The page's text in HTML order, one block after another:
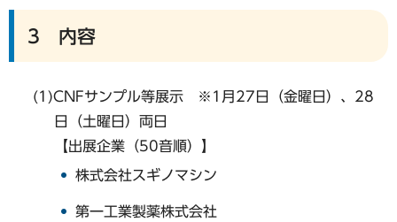
3 内容
(1)CNFサンプル等展示 ※1月27日（金曜日）、28
日（土曜日）両日
【出展企業（50音順）】
株式会社スギノマシン
第一工業製薬株式会社